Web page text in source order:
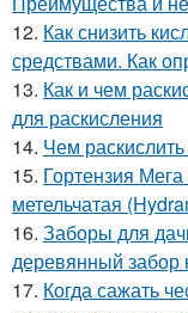
12. Как снизить
средствами. Как
13. Как и чем
для раскисления
14. Чем
15. Гортензия
метельчатая
16. Заборы для
деревянный забор
17. Когда сажать